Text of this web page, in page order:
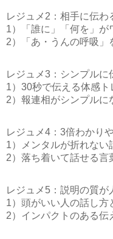
レジュメ2：相手に伝わ
1）「誰に」「何を」が
2）「あ・うんの呼吸」
レジュメ3：シンプルに
1）30秒で伝える体感ト
2）報連相がシンプルに
レジュメ4：3倍わかり
1）メンタルが折れない
2）落ち着いて話せる言
レジュメ5：説明の質が
1）頭がいい人の話し方
2）インパクトのある伝